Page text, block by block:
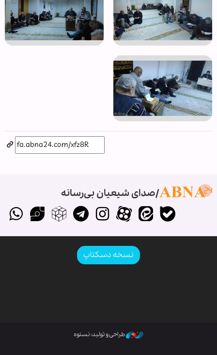
صدای شیعیان بی‌رسانه
نسخه دسکتاپ
طراحی و تولید: نستوه